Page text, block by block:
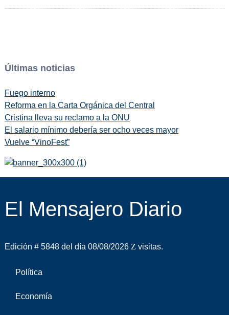
Últimas noticias
Fuego interno
Reforma en la Carta Orgánica del Central
Cristina lleva su reclamo a la ONU
El salario mínimo debería ser ocho veces mayor
Vuelve “VinoFest”
El Mensajero Diario
Edición # 5848 del día 08/08/2026 visitas.
Política
Economía